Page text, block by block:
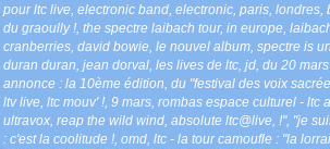
pour ltc live electronic band electronic paris londres
du graoully ! the spectre laibach tour, in europe
cranberries david bowie le nouvel album spectre is
duran duran jean dorval les lives de ltc jd du 20
annonce : la 10ème édition du "festival des voix
ltv live ltc mouv' ! 9 mars rombas espace culturel - ltc
ultravox reap the wild wind absolute ltc@live !", "je
: c'est la coolitude ! omd ltc - la tour camoufle : "la